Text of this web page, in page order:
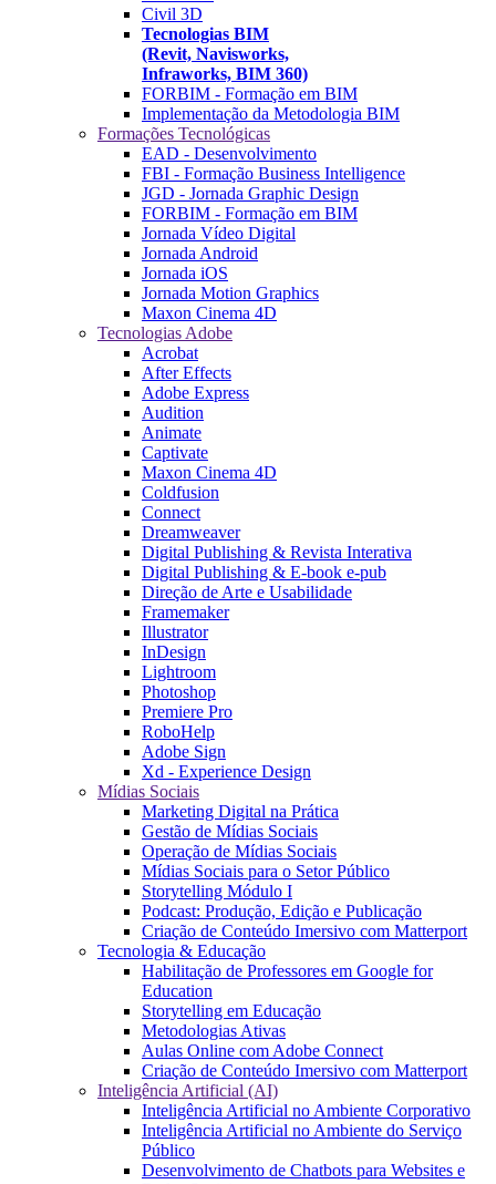
Civil 3D
Tecnologias BIM
(Revit, Navisworks,
Infraworks, BIM 360)
FORBIM - Formação em BIM
Implementação da Metodologia BIM
Formações Tecnológicas
EAD - Desenvolvimento
FBI - Formação Business Intelligence
JGD - Jornada Graphic Design
FORBIM - Formação em BIM
Jornada Vídeo Digital
Jornada Android
Jornada iOS
Jornada Motion Graphics
Maxon Cinema 4D
Tecnologias Adobe
Acrobat
After Effects
Adobe Express
Audition
Animate
Captivate
Maxon Cinema 4D
Coldfusion
Connect
Dreamweaver
Digital Publishing & Revista Interativa
Digital Publishing & E-book e-pub
Direção de Arte e Usabilidade
Framemaker
Illustrator
InDesign
Lightroom
Photoshop
Premiere Pro
RoboHelp
Adobe Sign
Xd - Experience Design
Mídias Sociais
Marketing Digital na Prática
Gestão de Mídias Sociais
Operação de Mídias Sociais
Mídias Sociais para o Setor Público
Storytelling Módulo I
Podcast: Produção, Edição e Publicação
Criação de Conteúdo Imersivo com Matterport
Tecnologia & Educação
Habilitação de Professores em Google for
Education
Storytelling em Educação
Metodologias Ativas
Aulas Online com Adobe Connect
Criação de Conteúdo Imersivo com Matterport
Inteligência Artificial (AI)
Inteligência Artificial no Ambiente Corporativo
Inteligência Artificial no Ambiente do Serviço
Público
Desenvolvimento de Chatbots para Websites e